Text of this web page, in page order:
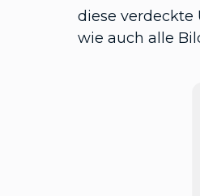
diese verdeckte
wie auch alle